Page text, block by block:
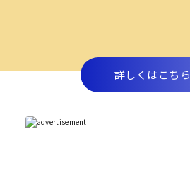
詳しくはこちら